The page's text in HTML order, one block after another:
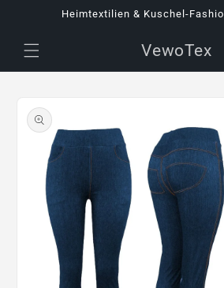
Heimtextilien & Kuschel-
VewoTex